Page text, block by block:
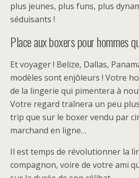
plus jeunes, plus funs, plus
séduisants !
Place aux boxers pour hommes
Et voyager ! Belize, Dallas,
modèles sont enjôleurs ! Votre
de la lingerie qui pimentera à
Votre regard traînera un peu
trip que sur le boxer vendu par
marchand en ligne…
Il est temps de révolutionner la
compagnon, voire de votre ami